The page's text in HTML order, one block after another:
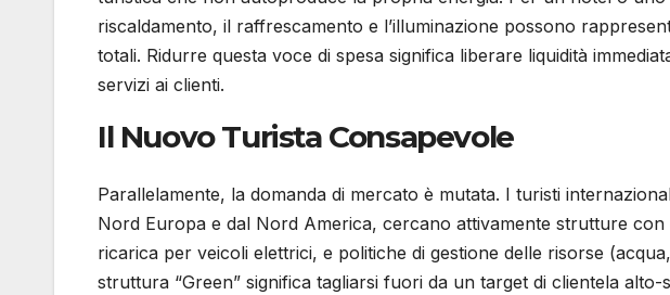
riscaldamento, il raffrescamento e l’illuminazione possono
totali. Ridurre questa voce di spesa significa liberare liquidità
servizi ai clienti.
Il Nuovo Turista Consapevole
Parallelamente, la domanda di mercato è mutata. I turisti
Nord Europa e dal Nord America, cercano attivamente strutture
ricarica per veicoli elettrici, e politiche di gestione delle risorse
struttura “Green” significa tagliarsi fuori da un target di clientela